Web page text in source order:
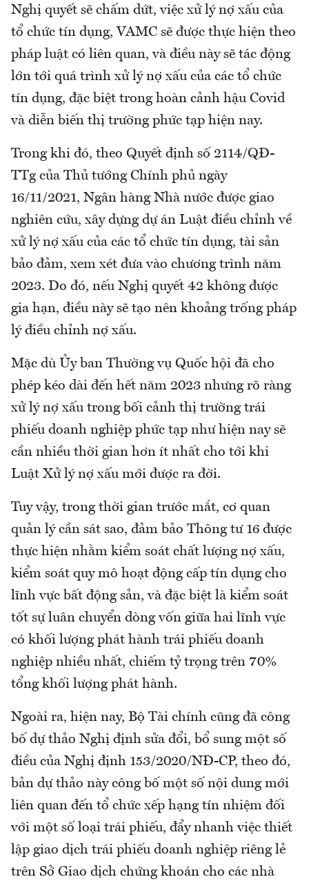
Nghị quyết sẽ chấm dứt, việc xử lý nợ xấu của
tổ chức tín dụng, VAMC sẽ được thực hiện theo
pháp luật có liên quan, và điều này sẽ tác động
lớn tới quá trình xử lý nợ xấu của các tổ chức
tín dụng, đặc biệt trong hoàn cảnh hậu Covid
và diễn biến thị trường phức tạp hiện nay.
Trong khi đó, theo Quyết định số 2114/QĐ-
TTg của Thủ tướng Chính phủ ngày
16/11/2021, Ngân hàng Nhà nước được giao
nghiên cứu, xây dựng dự án Luật điều chỉnh về
xử lý nợ xấu của các tổ chức tín dụng, tài sản
bảo đảm, xem xét đưa vào chương trình năm
2023. Do đó, nếu Nghị quyết 42 không được
gia hạn, điều này sẽ tạo nên khoảng trống pháp
lý điều chỉnh nợ xấu.
Mặc dù Ủy ban Thường vụ Quốc hội đã cho
phép kéo dài đến hết năm 2023 nhưng rõ ràng
xử lý nợ xấu trong bối cảnh thị trường trái
phiếu doanh nghiệp phức tạp như hiện nay sẽ
cần nhiều thời gian hơn ít nhất cho tới khi
Luật Xử lý nợ xấu mới được ra đời.
Tuy vậy, trong thời gian trước mắt, cơ quan
quản lý cần sát sao, đảm bảo Thông tư 16 được
thực hiện nhằm kiểm soát chất lượng nợ xấu,
kiểm soát quy mô hoạt động cấp tín dụng cho
lĩnh vực bất động sản, và đặc biệt là kiểm soát
tốt sự luân chuyển dòng vốn giữa hai lĩnh vực
có khối lượng phát hành trái phiếu doanh
nghiệp nhiều nhất, chiếm tỷ trọng trên 70%
tổng khối lượng phát hành.
Ngoài ra, hiện nay, Bộ Tài chính cũng đã công
bố dự thảo Nghị định sửa đổi, bổ sung một số
điều của Nghị định 153/2020/NĐ-CP, theo đó,
bản dự thảo này công bố một số nội dung mới
liên quan đến tổ chức xếp hạng tín nhiệm đối
với một số loại trái phiếu, đẩy nhanh việc thiết
lập giao dịch trái phiếu doanh nghiệp riêng lẻ
trên Sở Giao dịch chứng khoán cho các nhà